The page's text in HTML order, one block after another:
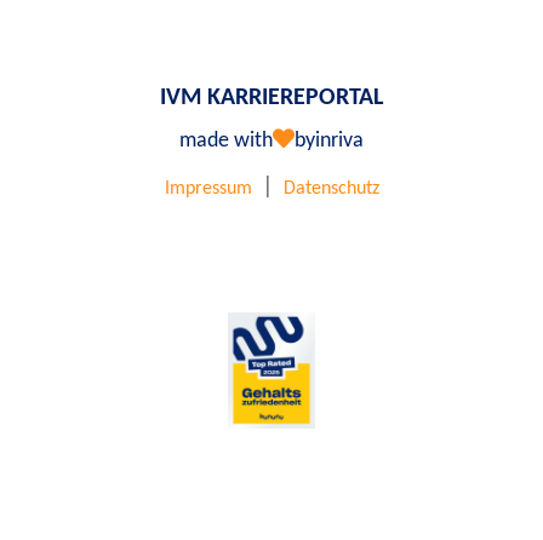
IVM KARRIEREPORTAL
made with byinriva
Impressum Datenschutz